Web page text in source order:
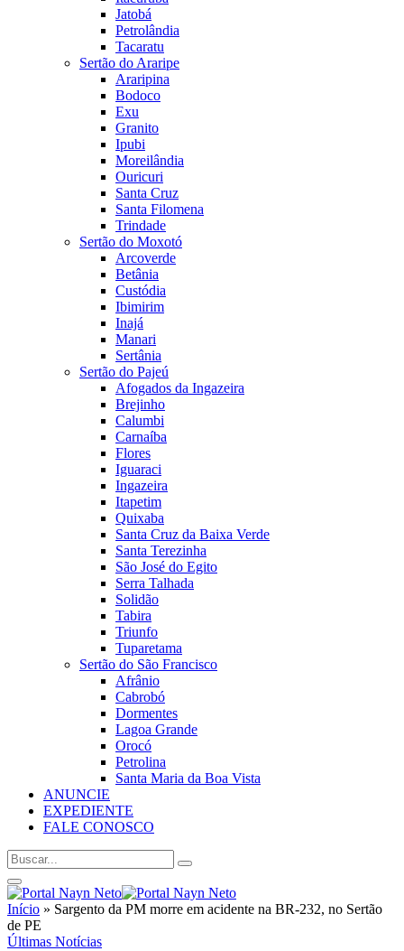
Jatobá
Petrolândia
Tacaratu
Sertão do Araripe
Araripina
Bodoco
Exu
Granito
Ipubi
Moreilândia
Ouricuri
Santa Cruz
Santa Filomena
Trindade
Sertão do Moxotó
Arcoverde
Betânia
Custódia
Ibimirim
Inajá
Manari
Sertânia
Sertão do Pajeú
Afogados da Ingazeira
Brejinho
Calumbi
Carnaíba
Flores
Iguaraci
Ingazeira
Itapetim
Quixaba
Santa Cruz da Baixa Verde
Santa Terezinha
São José do Egito
Serra Talhada
Solidão
Tabira
Triunfo
Tuparetama
Sertão do São Francisco
Afrânio
Cabrobó
Dormentes
Lagoa Grande
Orocó
Petrolina
Santa Maria da Boa Vista
ANUNCIE
EXPEDIENTE
FALE CONOSCO
Início » Sargento da PM morre em acidente na BR-232, no Sertão
de PE
Últimas Notícias